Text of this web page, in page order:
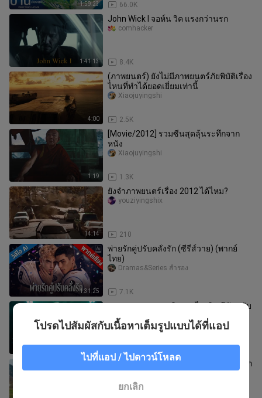
1:59:23 66.0K
1:41:13
John Wick I จอห์น วิค แรงกว่านรก
8.4K
comhacker
4:00
(ภาพยนตร์) ยังไม่มีภาพยนตร์ภัยพิบัติเรื่อง
ไหนที่ทำได้ยอดเยี่ยมเท่านี้
2.5K
Xiaojuyingshi
1:19
[Movie/2012] รวมซีนสุดลุ้นระทึกจาก
หนัง
1.3K
Xiaojuyingshi
14:14
ยังจำภาพยนตร์เรื่อง 2012 ได้ไหม?
210
youziyingshix
1:31:25
พ่ายรักคู่ปรับคลั่งรัก (ซีรี่ส์วาย) (พากย์
ไทย)
7.1K
Dramas&Series สำรอง
แบทแมนสุดคลาสสิกของไมเคิล คีตันกลับ
มาแล้ว! "The Flash" ของ DC ปล่อยคลิป
แรกออกมาแล้ว พร้อมฉากโจมตีด้ว
Wuyayugaopian
ช่วยเช็คให้หน่อยว่านี่คือสเต็กชิ้นใหญ่จาก
ทอมแอนด์เจอร์รี่หรือเปล่า
yechuda_____vakkul
โปรดไปสัมผัสกับเนื้อหาเต็มรูปแบบได้ที่แอป
ไปที่แอป / ไปดาวน์โหลด
ยกเลิก